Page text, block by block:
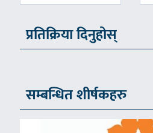
प्रतिक्रिया दिनुहोस्
सम्बन्धित शीर्षकहरु